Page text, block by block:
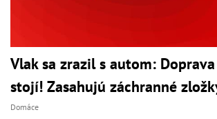
Vlak sa zrazil s autom:
stojí! Zasahujú záchranné
Domáce